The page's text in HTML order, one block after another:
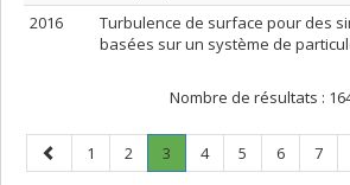
2016
Turbulence de surface pour des
basées sur un système de
Nombre de résultats :
Page
précédente
Page
1 Page
2 Page
3
Page
Page
4 Page
5 Page
6 Page
7